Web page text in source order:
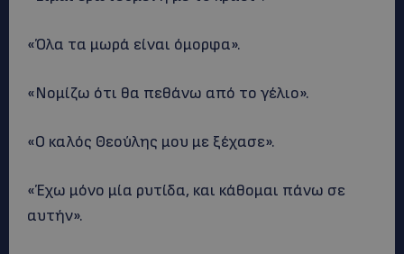
«Όλα τα μωρά είναι όμορφα».
«Νομίζω ότι θα πεθάνω από το γέλιο».
«Ο καλός Θεούλης μου με ξέχασε».
«Έχω μόνο μία ρυτίδα, και κάθομαι πάνω σε
αυτήν».